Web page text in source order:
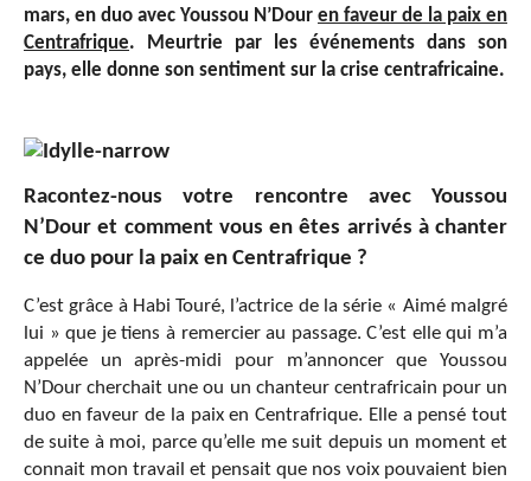
mars, en duo avec Youssou N’Dour en faveur de la paix en
Centrafrique. Meurtrie par les événements dans son
pays, elle donne son sentiment sur la crise centrafricaine.
Racontez-nous votre rencontre avec Youssou
N’Dour et comment vous en êtes arrivés à chanter
ce duo pour la paix en Centrafrique ?
C’est grâce à Habi Touré, l’actrice de la série « Aimé malgré
lui » que je tiens à remercier au passage. C’est elle qui m’a
appelée un après-midi pour m’annoncer que Youssou
N’Dour cherchait une ou un chanteur centrafricain pour un
duo en faveur de la paix en Centrafrique. Elle a pensé tout
de suite à moi, parce qu’elle me suit depuis un moment et
connait mon travail et pensait que nos voix pouvaient bien